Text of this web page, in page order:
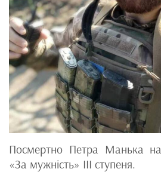
Посмертно Петра Манька
«За мужність» ІІІ ступеня.